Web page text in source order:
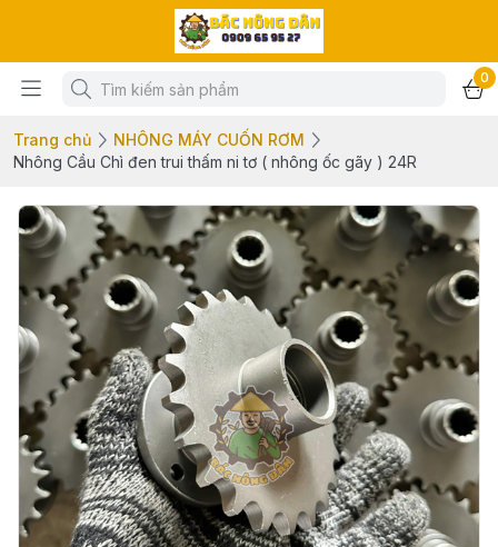
0
Trang chủ
NHÔNG MÁY CUỐN RƠM
Nhông Cầu Chì đen trui thấm ni tơ ( nhông ốc gãy ) 24R